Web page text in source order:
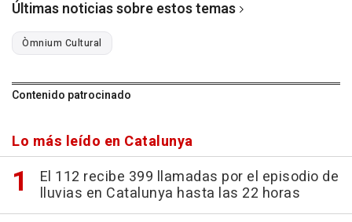
Últimas noticias sobre estos temas
Òmnium Cultural
Contenido patrocinado
Lo más leído en Catalunya
El 112 recibe 399 llamadas por el episodio de
lluvias en Catalunya hasta las 22 horas